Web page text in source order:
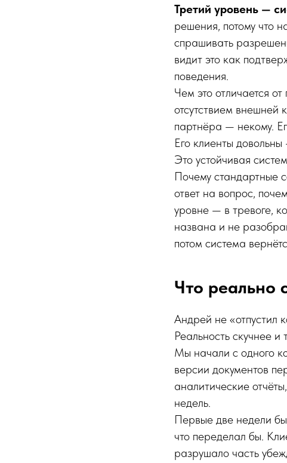
Третий уровень —
решения, потому что
спрашивать
видит это как
поведения.
Чем это отличается
отсутствием
партнёра — некому.
Его клиенты
Это устойчивая
Почему стандартные
ответ на вопрос,
уровне — в тревоге,
названа и не
потом система
Что реально
Андрей не «отпустил
Реальность скучнее и
Мы начали с одного
версии документов
аналитические
недель.
Первые две недели
что переделал бы.
разрушало часть